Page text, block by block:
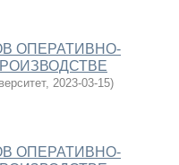
ОПЕРАТИВНО-
, 2023-03-15)
ОПЕРАТИВНО-